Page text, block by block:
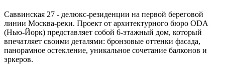
Саввинская 27 - делюкс-резиденции на первой береговой
линии Москва-реки. Проект от архитектурного бюро ODA
(Нью-Йорк) представляет собой 6-этажный дом, который
впечатляет своими деталями: бронзовые оттенки фасада,
панорамное остекление, уникальное сочетание балконов и
эркеров.